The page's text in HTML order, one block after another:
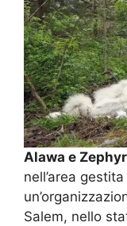
Alawa e Zephyr
nell’area
Salem, nello